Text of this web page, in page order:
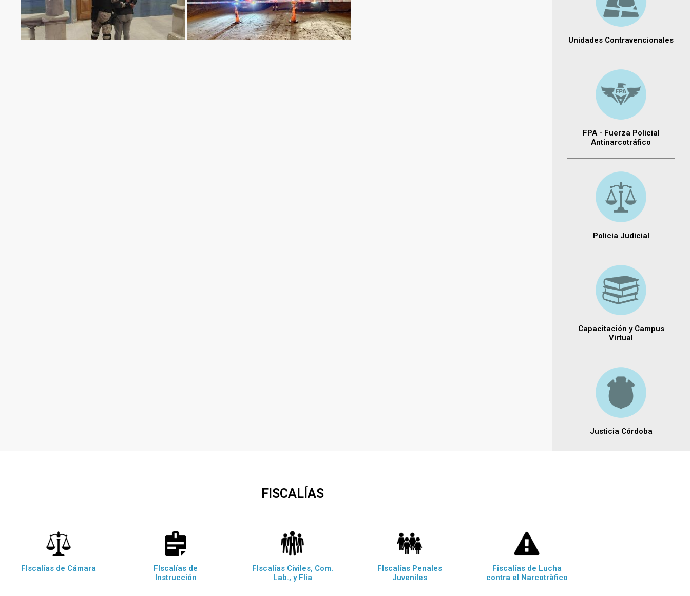
Unidades Contravencionales
FPA - Fuerza Policial
Antinarcotráfico
Policia Judicial
Capacitación y Campus
Virtual
Justicia Córdoba
FISCALÍAS
FIscalías de Cámara
FIscalías de
Instrucción
FIscalías Civiles, Com.
Lab., y Flia
FIscalías Penales
Juveniles
Fiscalías de Lucha
contra el Narcotràfico